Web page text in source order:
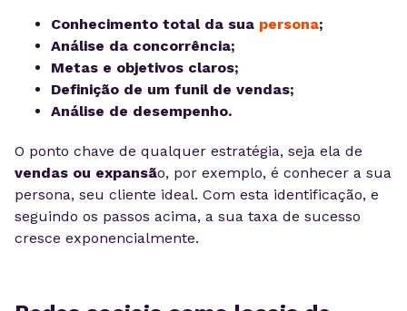
Conhecimento total da sua persona;
Análise da concorrência;
Metas e objetivos claros;
Definição de um funil de vendas;
Análise de desempenho.
O ponto chave de qualquer estratégia, seja ela de
vendas ou expansão, por exemplo, é conhecer a sua
persona, seu cliente ideal. Com esta identificação, e
seguindo os passos acima, a sua taxa de sucesso
cresce exponencialmente.